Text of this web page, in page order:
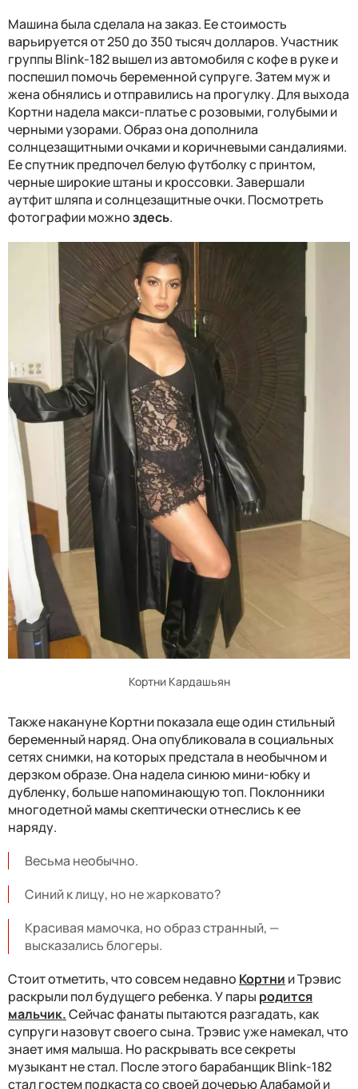
Машина была сделала на заказ. Ее стоимость
варьируется от 250 до 350 тысяч долларов. Участник
группы Blink-182 вышел из автомобиля с кофе в руке и
поспешил помочь беременной супруге. Затем муж и
жена обнялись и отправились на прогулку. Для выхода
Кортни надела макси-платье с розовыми, голубыми и
черными узорами. Образ она дополнила
солнцезащитными очками и коричневыми сандалиями.
Ее спутник предпочел белую футболку с принтом,
черные широкие штаны и кроссовки. Завершали
аутфит шляпа и солнцезащитные очки. Посмотреть
фотографии можноздесь.
Кортни Кардашьян
Также накануне Кортни показала еще один стильный
беременный наряд. Она опубликовала в социальных
сетях снимки, на которых предстала в необычном и
дерзком образе. Она надела синюю мини-юбку и
дубленку, больше напоминающую топ. Поклонники
многодетной мамы скептически отнеслись к ее
наряду.
Весьма необычно.
Синий к лицу, но не жарковато?
Красивая мамочка, но образ странный, —
высказались блогеры.
Стоит отметить, что совсем недавно Кортни и Трэвис
раскрыли пол будущего ребенка. У пары родится
мальчик.Сейчас фанаты пытаются разгадать, как
супруги назовут своего сына. Трэвис уже намекал, что
знает имя малыша. Но раскрывать все секреты
музыкант не стал. После этого барабанщик Blink-182
стал гостем подкаста со своей дочерью Алабамой и